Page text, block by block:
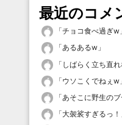
最近のコメ
「チョコ食べ過ぎw
「あるあるw 」
「 しばらく立ち直
「ウソこくでねぇw
「あそこに野生の
「大袈裟すぎるっ！